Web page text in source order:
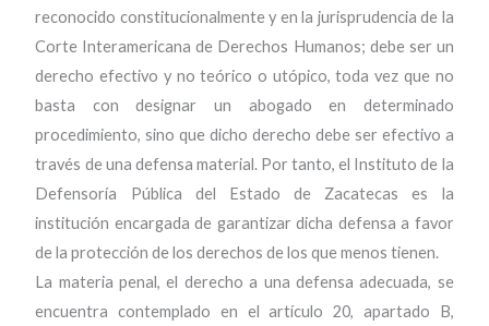
reconocido constitucionalmente y en la jurisprudencia de la
Corte Interamericana de Derechos Humanos; debe ser un
derecho efectivo y no teórico o utópico, toda vez que no
basta con designar un abogado en determinado
procedimiento, sino que dicho derecho debe ser efectivo a
través de una defensa material. Por tanto, el Instituto de la
Defensoría Pública del Estado de Zacatecas es la
institución encargada de garantizar dicha defensa a favor
de la protección de los derechos de los que menos tienen.
La materia penal, el derecho a una defensa adecuada, se
encuentra contemplado en el artículo 20, apartado B,